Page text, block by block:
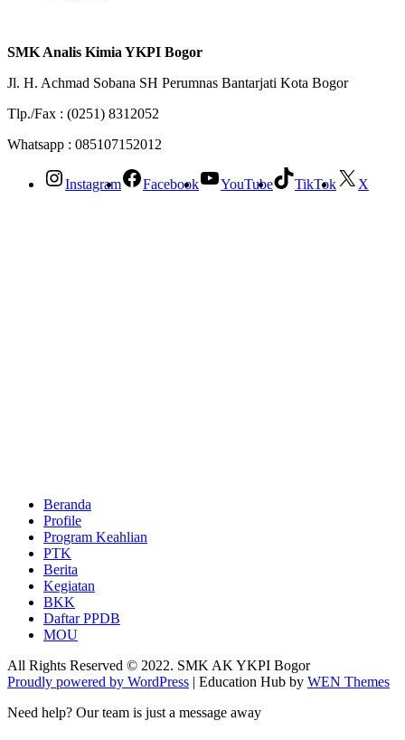
SMK Analis Kimia YKPI Bogor
Jl. H. Achmad Sobana SH Perumnas Bantarjati Kota Bogor
Tlp./Fax : (0251) 8312052
Whatsapp : 085107152012
Instagram Facebook YouTube TikTok X
Beranda
Profile
Program Keahlian
PTK
Berita
Kegiatan
BKK
Daftar PPDB
MOU
All Rights Reserved © 2022. SMK AK YKPI Bogor
Proudly powered by WordPress | Education Hub by WEN Themes
Need help? Our team is just a message away